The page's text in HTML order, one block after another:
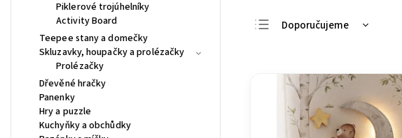
Piklerové trojúhelníky
Activity Board
Teepee stany a domečky
Skluzavky, houpačky a prolézačky
Prolézačky
Dřevěné hračky
Panenky
Hry a puzzle
Kuchyňky a obchůdky
Doporučujeme
Nejprodávanější
Abecedně